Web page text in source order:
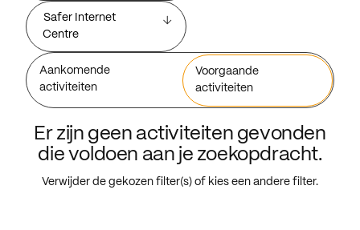
Safer Internet
Centre
Aankomende
activiteiten
Voorgaande
activiteiten
Er zijn geen activiteiten gevonden
die voldoen aan je zoekopdracht.
Verwijder de gekozen filter(s) of kies een andere filter.